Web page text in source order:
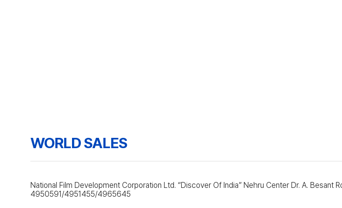
WORLD SALES
National Film Development Corporation Ltd. “Discover Of India” Nehru Center Dr. A.
4950591/4951455/4965645